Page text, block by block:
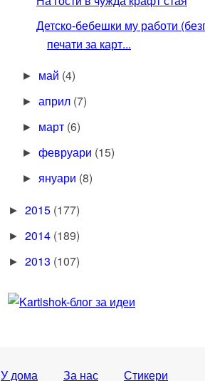
Детско-бебешки му работи
печати за карт...
► май (4)
►април (7)
► март (6)
►февруари (15)
► януари (8)
► 2015 (177)
► 2014 (189)
► 2013 (107)
У дома За нас Стикери